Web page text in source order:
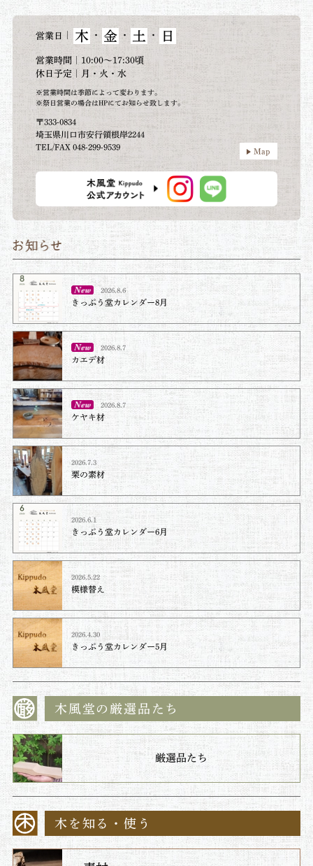
営業日 木 ・ 金 ・ 土 ・ 日
営業時間｜10:00～17:30頃
休日予定｜月・火・水
※営業時間は季節によって変わります。
※祭日営業の場合はHPにてお知らせ致します。
〒333-0834
埼玉県川口市安行領根岸2244
TEL/FAX 048-299-9539
Map
2026.8.6
きっぷう堂カレンダー8月
2026.8.7
カエデ材
2026.8.7
ケヤキ材⁡
2026.7.3
栗の素材
2026.6.1
きっぷう堂カレンダー6月
2026.5.22
模様替え
2026.4.30
きっぷう堂カレンダー5月
木風堂の厳選品たち
厳選品たち
木を知る・使う